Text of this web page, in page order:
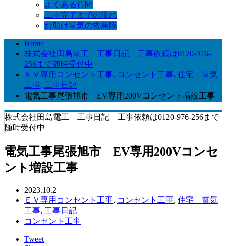
よくある質問
工事完了までの流れ
お助け電気の救急隊
Home
株式会社田島電工 工事日記 工事依頼は0120-976-
256まで随時受付中
ＥＶ専用コンセント工事, コンセント工事, 住宅 電気
工事, 工事日記
電気工事尾張旭市 EV専用200Vコンセント増設工事
株式会社田島電工 工事日記 工事依頼は0120-976-256まで
随時受付中
電気工事尾張旭市 EV専用200Vコンセ
ント増設工事
2023.10.2
ＥＶ専用コンセント工事, コンセント工事, 住宅 電気
工事, 工事日記
コンセント工事
Tweet